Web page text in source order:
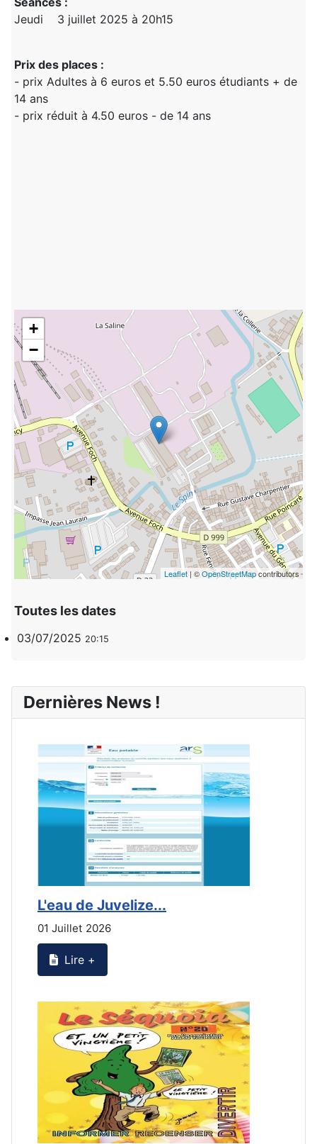
Jeudi 3 juillet 2025 à 20h15
Prix des places :
- prix Adultes à 6 euros et 5.50 euros étudiants + de
14 ans
- prix réduit à 4.50 euros - de 14 ans
+
−
Leaflet| ©OpenStreetMapcontributors
Toutes les dates
03/07/2025 20:15
Dernières News !
L'eau de Juvelize...
01 Juillet 2026
Lire +